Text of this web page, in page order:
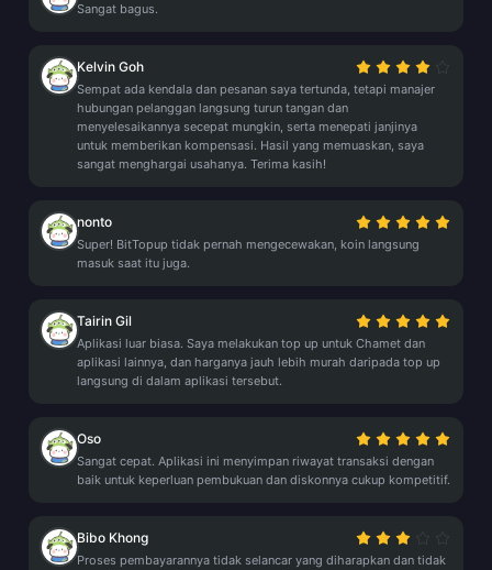
Sangat bagus.
Kelvin Goh
Sempat ada kendala dan pesanan saya tertunda, tetapi manajer
hubungan pelanggan langsung turun tangan dan
menyelesaikannya secepat mungkin, serta menepati janjinya
untuk memberikan kompensasi. Hasil yang memuaskan, saya
sangat menghargai usahanya. Terima kasih!
nonto
Super! BitTopup tidak pernah mengecewakan, koin langsung
masuk saat itu juga.
Tairin Gil
Aplikasi luar biasa. Saya melakukan top up untuk Chamet dan
aplikasi lainnya, dan harganya jauh lebih murah daripada top up
langsung di dalam aplikasi tersebut.
Oso
Sangat cepat. Aplikasi ini menyimpan riwayat transaksi dengan
baik untuk keperluan pembukuan dan diskonnya cukup kompetitif.
Bibo Khong
Proses pembayarannya tidak selancar yang diharapkan dan tidak